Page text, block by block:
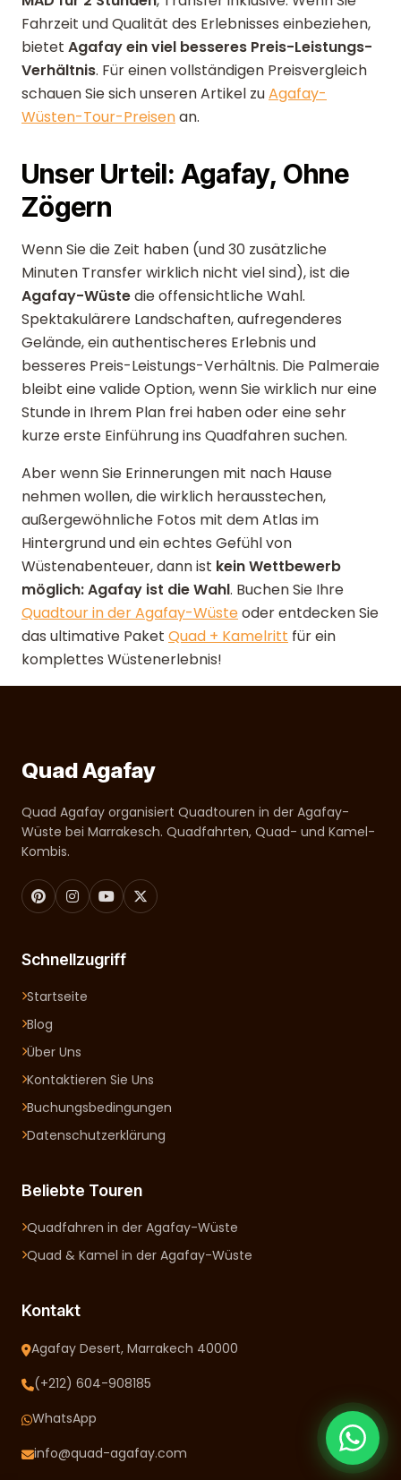
Fahrzeit und Qualität des Erlebnisses einbeziehen,
bietet Agafay ein viel besseres Preis-Leistungs-
Verhältnis. Für einen vollständigen Preisvergleich
schauen Sie sich unseren Artikel zuAgafay-
Wüsten-Tour-Preisenan.
Unser Urteil: Agafay, Ohne
Zögern
Wenn Sie die Zeit haben (und 30 zusätzliche
Minuten Transfer wirklich nicht viel sind), ist die
Agafay-Wüstedie offensichtliche Wahl.
Spektakulärere Landschaften, aufregenderes
Gelände, ein authentischeres Erlebnis und
besseres Preis-Leistungs-Verhältnis. Die Palmeraie
bleibt eine valide Option, wenn Sie wirklich nur eine
Stunde in Ihrem Plan frei haben oder eine sehr
kurze erste Einführung ins Quadfahren suchen.
Aber wenn Sie Erinnerungen mit nach Hause
nehmen wollen, die wirklich herausstechen,
außergewöhnliche Fotos mit dem Atlas im
Hintergrund und ein echtes Gefühl von
Wüstenabenteuer, dann ist kein Wettbewerb
möglich: Agafay ist die Wahl. Buchen Sie Ihre
Quadtour in der Agafay-Wüsteoder entdecken Sie
das ultimative Paket Quad + Kamelritt für ein
komplettes Wüstenerlebnis!
Quad Agafay
Quad Agafay organisiert Quadtouren in der Agafay-
Wüste bei Marrakesch. Quadfahrten, Quad- und Kamel-
Kombis.
Schnellzugriff
Startseite
Blog
Über Uns
Kontaktieren Sie Uns
Buchungsbedingungen
Datenschutzerklärung
Beliebte Touren
Quadfahren in der Agafay-Wüste
Quad & Kamel in der Agafay-Wüste
Kontakt
Agafay Desert, Marrakech 40000
(+212) 604-908185
WhatsApp
info@quad-agafay.com